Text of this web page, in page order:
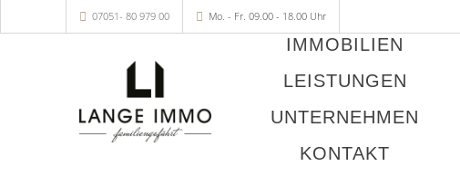
07051- 80 979 00 Mo. - Fr. 09.00 - 18.00 Uhr
IMMOBILIEN
LEISTUNGEN
UNTERNEHMEN
KONTAKT